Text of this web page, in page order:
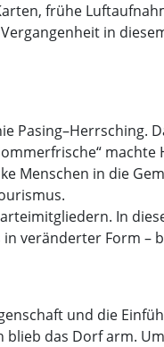
frühe
in
Pasing–Herrsching.
machte
Menschen in die
In
veränderter Form –
und die
das Dorf arm.